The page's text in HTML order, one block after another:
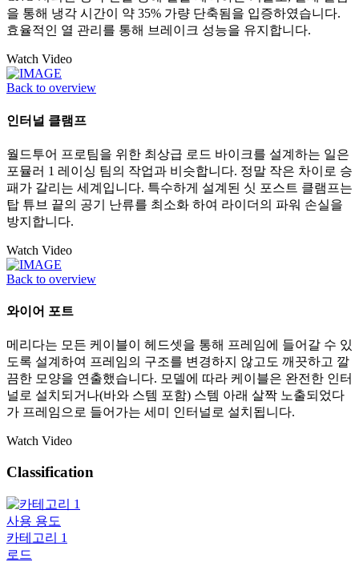
을 통해 냉각 시간이 약 35% 가량 단축됨을 입증하였습니다.
효율적인 열 관리를 통해 브레이크 성능을 유지합니다.
Watch Video
Back to overview
인터널 클램프
월드투어 프로팀을 위한 최상급 로드 바이크를 설계하는 일은
포뮬러 1 레이싱 팀의 작업과 비슷합니다. 정말 작은 차이로 승
패가 갈리는 세계입니다. 특수하게 설계된 싯 포스트 클램프는
탑 튜브 끝의 공기 난류를 최소화 하여 라이더의 파워 손실을
방지합니다.
Watch Video
Back to overview
와이어 포트
메리다는 모든 케이블이 헤드셋을 통해 프레임에 들어갈 수 있
도록 설계하여 프레임의 구조를 변경하지 않고도 깨끗하고 깔
끔한 모양을 연출했습니다. 모델에 따라 케이블은 완전한 인터
널로 설치되거나(바와 스템 포함) 스템 아래 살짝 노출되었다
가 프레임으로 들어가는 세미 인터널로 설치됩니다.
Watch Video
Classification
사용 용도
카테고리 1
로드